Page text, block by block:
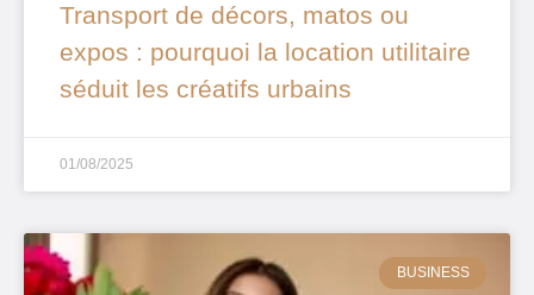
Transport de décors, matos ou
expos : pourquoi la location utilitaire
séduit les créatifs urbains
01/08/2025
BUSINESS